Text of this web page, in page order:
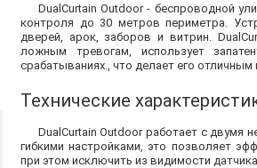
DualCurtain Outdoor - беспроводной
контроля до 30 метров периметра.
дверей, арок, заборов и витрин.
ложным тревогам, использует
срабатываниях., что делает его
Технические
DualCurtain Outdoor работает с двумя
гибкими настройками, это позволяет
при этом исключить из видимости